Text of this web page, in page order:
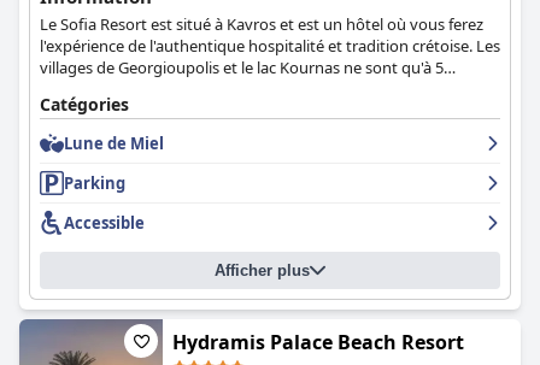
Le Sofia Resort est situé à Kavros et est un hôtel où vous ferez
l'expérience de l'authentique hospitalité et tradition crétoise. Les
villages de Georgioupolis et le lac Kournas ne sont qu'à 5
de maisonnettes modernes dotés de tous les équipements
nécessaires, de piscines, d'un restaurant et d'un bar sur le toit
offrant une vue panoramique qui vous laissera des souvenirs
inoubliables.
Catégories
Lune de Miel
Parking
Accessible
Afficher plus
Hydramis Palace Beach Resort